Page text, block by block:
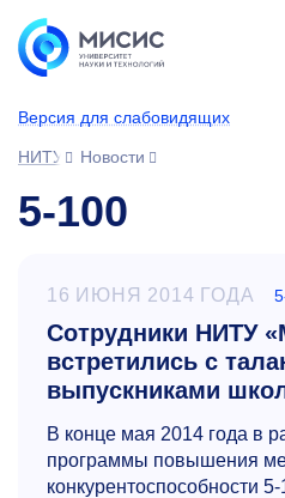
Версия для слабовидящих
НИТУ МИСИС
Новости
5-100
16 ИЮНЯ 2014 ГОДА
Сотрудники НИТУ
встретились с
выпускниками
В конце мая 2014 года в
программы повышения
конкурентоспособности 5-